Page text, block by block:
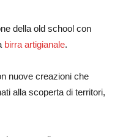
della old school con
birra artigianale.
nuove creazioni che
alla scoperta di territori,